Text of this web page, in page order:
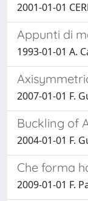
2001-01-01
Appunti di
1993-01-01 A.
2007-01-01 F.
Buckling of
2004-01-01 F.
Che forma
2009-01-01 F.